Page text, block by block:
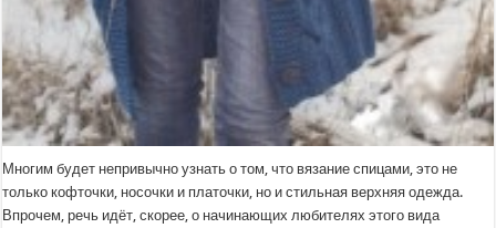
Многим будет непривычно узнать о том, что вязание спицами, это не
только кофточки, носочки и платочки, но и стильная верхняя одежда.
Впрочем, речь идёт, скорее, о начинающих любителях этого вида